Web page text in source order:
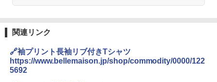
関連リンク
🔗袖プリント長袖リブ付きTシャツ
https://www.bellemaison.jp/shop/commodity/0000/122
5692